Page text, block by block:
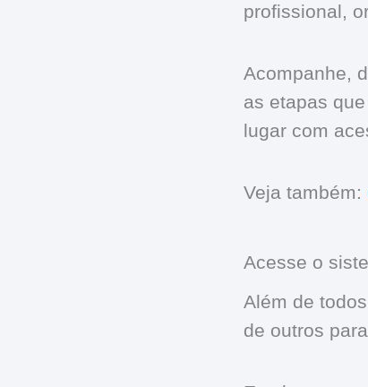
profissional,
Acompanhe,
as etapas
lugar com
Veja também:
Acesse o
Além de
de outros